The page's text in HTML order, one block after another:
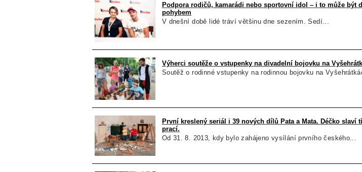
Podpora rodičů, kamarádi nebo sportovní idol – i to může být
pohybem
V dnešní době lidé tráví většinu dne sezením. Sedí...
Výherci soutěže o vstupenky na divadelní bojovku na
Soutěž o rodinné vstupenky na rodinnou bojovku na
První kreslený seriál i 39 nových dílů Pata a Mata. Déčko slaví
prací.
Od 31. 8. 2013, kdy bylo zahájeno vysílání prvního českého...